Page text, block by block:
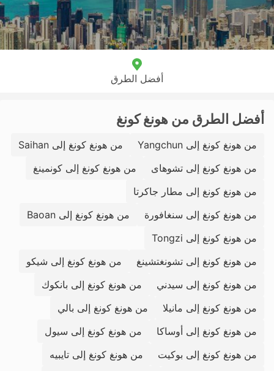
أفضل الطرق
أفضل الطرق من هونغ كونغ
من هونغ كونغ إلى Yangchun
من هونغ كونغ إلى Saihan
من هونغ كونغ إلى تشوهاى
من هونغ كونغ إلى كونمينغ
من هونغ كونغ إلى مطار جاكرتا
من هونغ كونغ إلى سنغافورة
من هونغ كونغ إلى Baoan
من هونغ كونغ إلى Tongzi
من هونغ كونغ إلى تشونغتشينغ
من هونغ كونغ إلى شيكو
من هونغ كونغ إلى سيدني
من هونغ كونغ إلى بانكوك
من هونغ كونغ إلى مانيلا
من هونغ كونغ إلى بالي
من هونغ كونغ إلى أوساكا
من هونغ كونغ إلى سيول
من هونغ كونغ إلى بوكيت
من هونغ كونغ إلى تايبيه